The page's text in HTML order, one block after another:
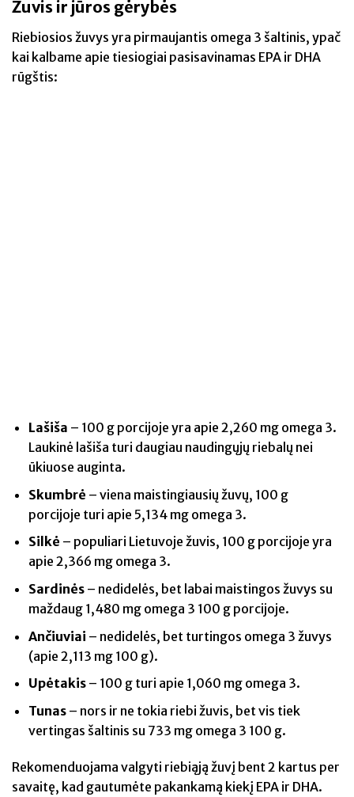
Žuvis ir jūros gėrybės
Riebiosios žuvys yra pirmaujantis omega 3 šaltinis, ypač
kai kalbame apie tiesiogiai pasisavinamas EPA ir DHA
rūgštis:
Lašiša – 100 g porcijoje yra apie 2,260 mg omega 3.
Laukinė lašiša turi daugiau naudingųjų riebalų nei
ūkiuose auginta.
Skumbrė – viena maistingiausių žuvų, 100 g
porcijoje turi apie 5,134 mg omega 3.
Silkė – populiari Lietuvoje žuvis, 100 g porcijoje yra
apie 2,366 mg omega 3.
Sardinės– nedidelės, bet labai maistingos žuvys su
maždaug 1,480 mg omega 3 100 g porcijoje.
Ančiuviai – nedidelės, bet turtingos omega 3 žuvys
(apie 2,113 mg 100 g).
Upėtakis– 100 g turi apie 1,060 mg omega 3.
Tunas– nors ir ne tokia riebi žuvis, bet vis tiek
vertingas šaltinis su 733 mg omega 3 100 g.
Rekomenduojama valgyti riebiąją žuvį bent 2 kartus per
savaitę, kad gautumėte pakankamą kiekį EPA ir DHA.